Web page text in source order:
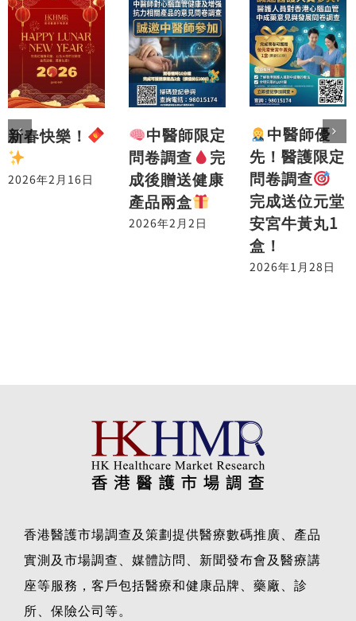
新春快樂！
2026年2月16日
中醫師限定
問卷調查
完
成後贈送健康
產品兩盒
2026年2月2日
中醫師優
先！醫護限定
問卷調查
完成送位元堂
安宮牛黃丸1
盒！
2026年1月28日
香港醫護市場調查及策劃提供醫療數碼推廣、產品
實測及市場調查、媒體訪問、新聞發布會及醫療講
座等服務，客戶包括醫療和健康品牌、藥廠、診
所、保險公司等。